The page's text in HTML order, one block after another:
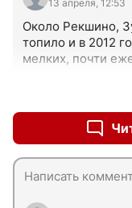
13 апреля, 12:53
Около Рекшино,
топило и в 2012
мелких, почти
там надо делать
ежегодным